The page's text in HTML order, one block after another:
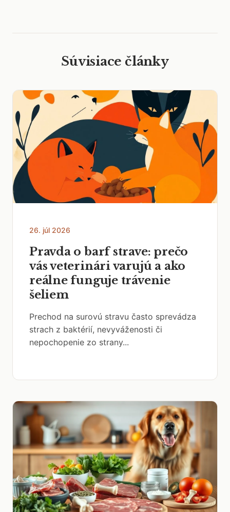
Súvisiace články
26. júl 2026
Pravda o barf strave: prečo
vás veterinári varujú a ako
reálne funguje trávenie
šeliem
Prechod na surovú stravu často sprevádza
strach z baktérií, nevyváženosti či
nepochopenie zo strany...